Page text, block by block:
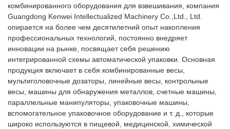
комбинированного оборудования для взвешивания, компания
Guangdong Kenwei Intellectualized Machinery Co.,Ltd., Ltd.
опирается на более чем десятилетний опыт накопления
профессиональных технологий, постоянно внедряет
инновации на рынке, посвящает себя решению
интегрированной схемы автоматической упаковки. Основная
продукция включает в себя комбинированные весы,
мультиголовочные дозаторы, линейные весы, контрольные
весы, машины для обнаружения металлов, счетные машины,
параллельные манипуляторы, упаковочные машины,
вспомогательное упаковочное оборудование и т. д., которые
широко используются в пищевой, медицинской, химической